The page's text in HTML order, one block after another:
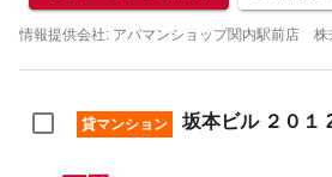
情報提供会社: アパマンショップ関内駅前店
貸マンション 坂本ビル ２０１